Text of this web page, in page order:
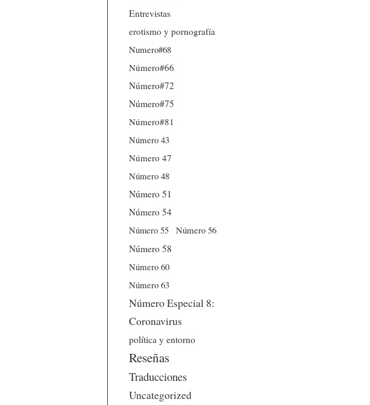
Entrevistas
erotismo y pornografía
Numero#68
Número#66
Número#72
Número#75
Número#81
Número 43
Número 47
Número 48
Número 51
Número 54
Número 55
Número 56
Número 58
Número 60
Número 63
Número Especial 8:
Coronavirus
política y entorno
Reseñas
Traducciones
Uncategorized